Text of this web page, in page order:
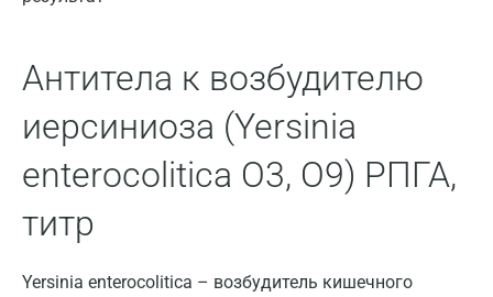
Антитела к возбудителю
иерсиниоза (Yersinia
enterocolitica O3, O9) РПГА,
титр
Yersinia enterocolitica – возбудитель кишечного
Воронеж
Голубое
Дзержинск